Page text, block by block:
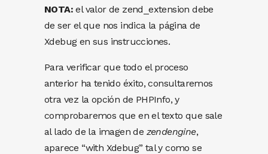
NOTA: el valor de zend_extension debe
de ser el que nos indica la página de
Xdebug en sus instrucciones.
Para verificar que todo el proceso
anterior ha tenido éxito, consultaremos
otra vez la opción de PHPInfo, y
comprobaremos que en el texto que sale
al lado de la imagen de zendengine,
aparece “with Xdebug” tal y como se